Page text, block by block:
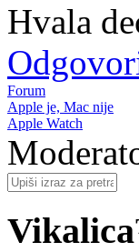
Hvala
Forum
Apple je, Mac nije
Apple Watch